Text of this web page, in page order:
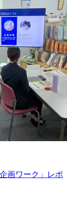
画ワーク」レポ